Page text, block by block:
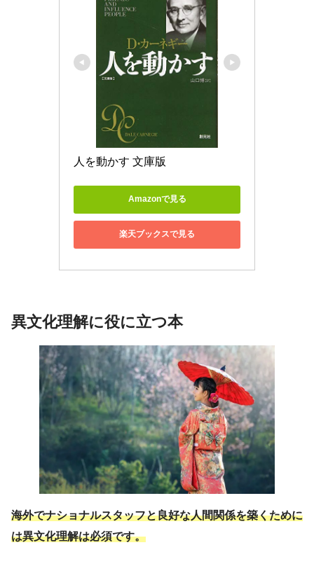
人を動かす 文庫版
Amazonで見る
楽天ブックスで見る
異文化理解に役に立つ本
海外でナショナルスタッフと良好な人間関係を築くために
は異文化理解は必須です。